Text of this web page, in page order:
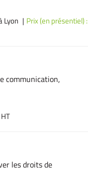
Lyon
Prix (en présentiel) :
communication,
les droits de